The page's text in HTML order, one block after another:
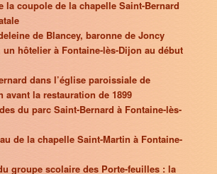
la coupole de la chapelle Saint-Bernard
de Blancey, baronne de Joncy
hôtelier à Fontaine-lès-Dijon au début
dans l’église paroissiale de
avant la restauration de 1899
du parc Saint-Bernard à Fontaine-lès-
de la chapelle Saint-Martin à Fontaine-
groupe scolaire des Porte-feuilles : la